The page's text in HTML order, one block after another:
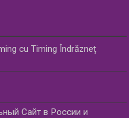
cu Timing Îndrăzneț
Сайт в России и